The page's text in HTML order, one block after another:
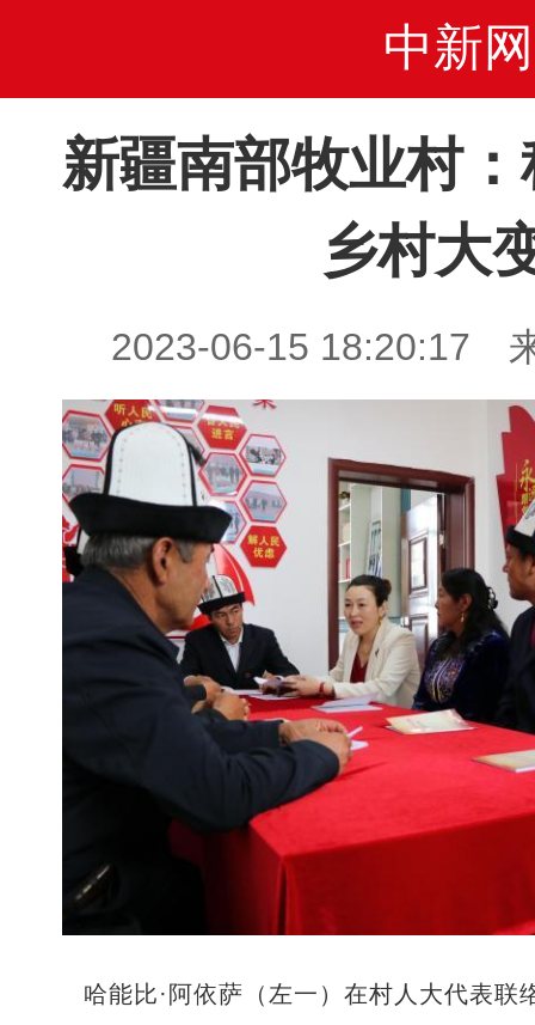
中新网
新疆南部牧业村
乡村大
2023-06-15 18:20:17
哈能比·阿依萨（左一）在村人大代表